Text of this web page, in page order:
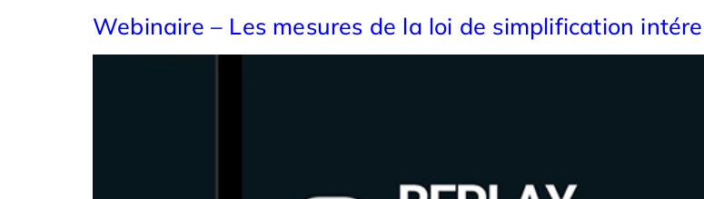
Webinaire – Les mesures de la loi de simplification